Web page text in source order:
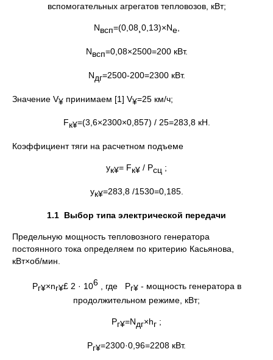
вспомогательных агрегатов тепловозов, кВт;
Nвсп=(0,08¸0,13)×Nе
Nвсп=0,08×2500=200 кВт.
Nдг=2500-200=2300 кВт.
Значение V¥ принимаем [1] V¥=25 км/ч;
Fк¥=(3,6×2300×0,857) / 25=283,8 кН.
Коэффициент тяги на расчетном подъеме
yк¥= Fк¥ / Рсц ;
yк¥=283,8 /1530=0,185.
1.1 Выбор типа электрической передачи
Предельную мощность тепловозного генератора
постоянного тока определяем по критерию Касьянова,
кВт×об/мин.
Рг¥×nг¥£ 2 · 106, где Рг¥- мощность генератора в
продолжительном режиме, кВт;
Рг¥=Nдг×hг ;
Рг¥=2300·0,96=2208 кВт.